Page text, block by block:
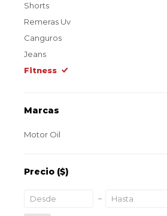
Shorts
Remeras Uv
Canguros
Jeans
Fitness
Marcas
Motor Oil
Precio ($)